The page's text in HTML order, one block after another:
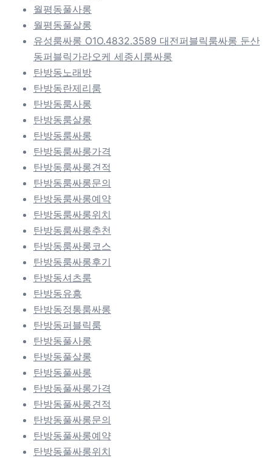
월평동풀사롱
월평동풀살롱
유성룸싸롱 O1O.4832.3589 대전퍼블릭룸싸롱 둔산
동퍼블릭가라오케 세종시룸싸롱
탄방동노래방
탄방동란제리룸
탄방동룸사롱
탄방동룸살롱
탄방동룸싸롱
탄방동룸싸롱가격
탄방동룸싸롱견적
탄방동룸싸롱문의
탄방동룸싸롱예약
탄방동룸싸롱위치
탄방동룸싸롱추천
탄방동룸싸롱코스
탄방동룸싸롱후기
탄방동셔츠룸
탄방동유흥
탄방동정통룸싸롱
탄방동퍼블릭룸
탄방동풀사롱
탄방동풀살롱
탄방동풀싸롱
탄방동풀싸롱가격
탄방동풀싸롱견적
탄방동풀싸롱문의
탄방동풀싸롱예약
탄방동풀싸롱위치